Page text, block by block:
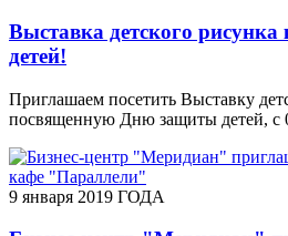
Выставка детского
детей!
Приглашаем посетить Выставку
посвященную Дню защиты детей, с
9 января 2019 ГОДА